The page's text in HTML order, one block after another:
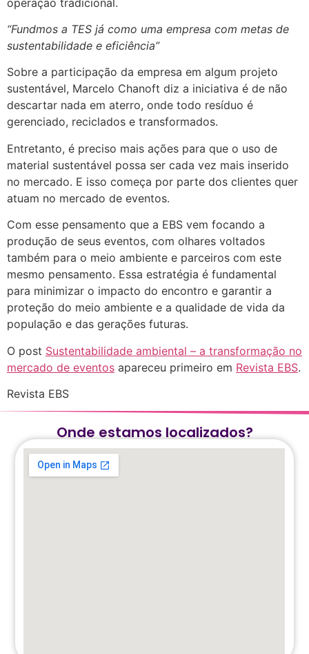
“Fundmos a TES já como uma empresa com metas de
sustentabilidade e eficiência”
Sobre a participação da empresa em algum projeto
sustentável, Marcelo Chanoft diz a iniciativa é de não
descartar nada em aterro, onde todo resíduo é
gerenciado, reciclados e transformados.
Entretanto, é preciso mais ações para que o uso de
material sustentável possa ser cada vez mais inserido
no mercado. E isso começa por parte dos clientes quer
atuam no mercado de eventos.
Com esse pensamento que a EBS vem focando a
produção de seus eventos, com olhares voltados
também para o meio ambiente e parceiros com este
mesmo pensamento. Essa estratégia é fundamental
para minimizar o impacto do encontro e garantir a
proteção do meio ambiente e a qualidade de vida da
população e das gerações futuras.
O post Sustentabilidade ambiental – a transformação no
mercado de eventos apareceu primeiro em Revista EBS.
Revista EBS
Onde estamos localizados?